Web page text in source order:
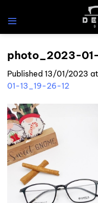
photo_2023-
Published 13/01/2023 at
01-13_19-26-12